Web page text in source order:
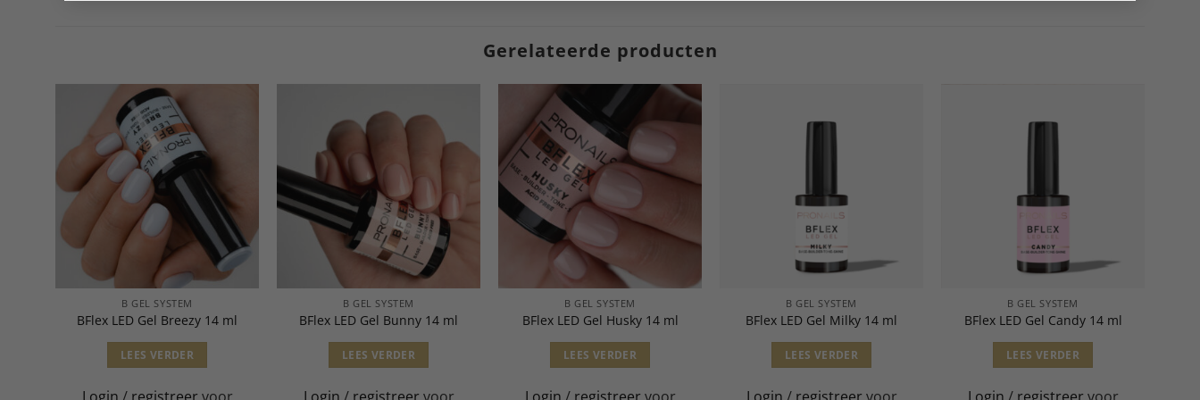
Gerelateerde producten
B GEL SYSTEM
BFlex LED Gel Breezy 14 ml
LEES VERDER
B GEL SYSTEM
BFlex LED Gel Bunny 14 ml
LEES VERDER
B GEL SYSTEM
BFlex LED Gel Husky 14 ml
LEES VERDER
B GEL SYSTEM
BFlex LED Gel Milky 14 ml
LEES VERDER
B GEL SYSTEM
BFlex LED Gel Candy 14 ml
LEES VERDER